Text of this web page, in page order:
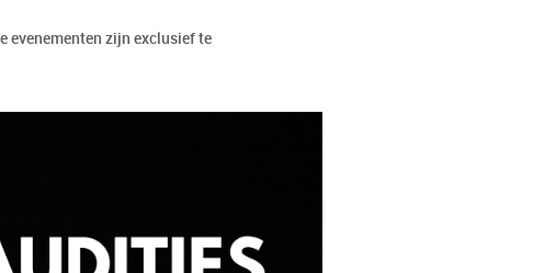
evenementen zijn exclusief te